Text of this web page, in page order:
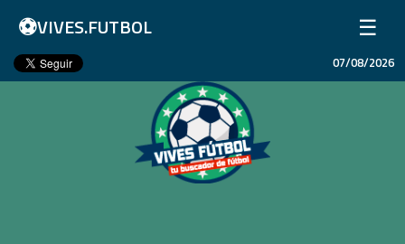
⚽VIVES.FUTBOL ☰
Inicio
07/08/2026